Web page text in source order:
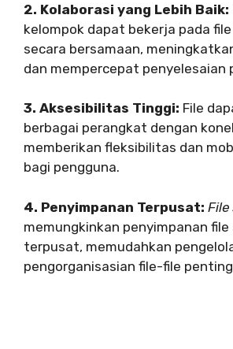
2. Kolaborasi yang Lebih Baik:
kelompok dapat bekerja pada
secara bersamaan,
dan mempercepat penyelesaian
3. Aksesibilitas Tinggi: File
berbagai perangkat dengan
memberikan fleksibilitas dan
bagi pengguna.
4. Penyimpanan Terpusat:
memungkinkan penyimpanan file
terpusat, memudahkan
pengorganisasian file-file